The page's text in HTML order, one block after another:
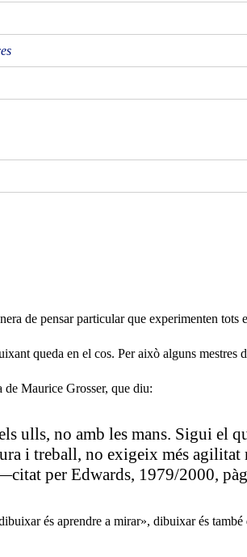
de pensar particular que experimenten tots
queda en el cos. Per això alguns
de Maurice Grosser, que diu:
ulls, no amb les mans. Sigui el
i treball, no exigeix més agilitat
per Edwards, 1979/2000,
és aprendre a mirar», dibuixar és